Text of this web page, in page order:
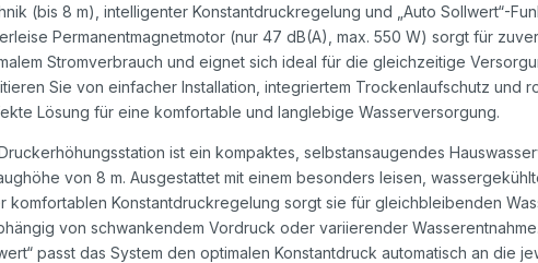
(bis 8 m), intelligenter Konstantdruckregelung und „Auto Sollwert“-
Permanentmagnetmotor (nur 47 dB(A), max. 550 W) sorgt für
Stromverbrauch und eignet sich ideal für die gleichzeitige
Sie von einfacher Installation, integriertem Trockenlaufschutz und
Lösung für eine komfortable und langlebige Wasserversorgung.
ist ein kompaktes, selbstansaugendes
von 8 m. Ausgestattet mit einem besonders leisen,
komfortablen Konstantdruckregelung sorgt sie für gleichbleibenden
von schwankendem Vordruck oder variierender
passt das System den optimalen Konstantdruck automatisch an die